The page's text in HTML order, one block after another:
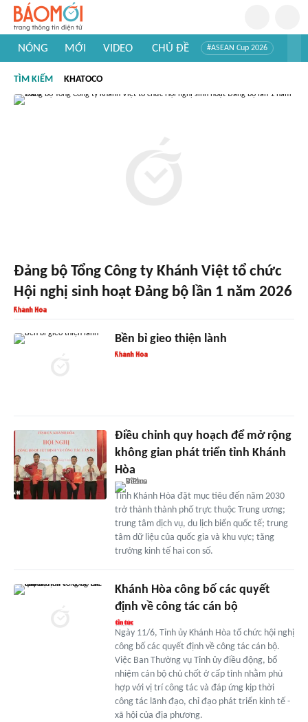
NÓNG MỚI VIDEO CHỦ ĐỀ #ASEAN Cup 2026
#Khám phá thế giới
TÌM KIẾM KHATOCO
Đảng bộ Tổng Công ty Khánh Việt tổ chức
Hội nghị sinh hoạt Đảng bộ lần 1 năm 2026
Bền bỉ gieo thiện lành
Điều chỉnh quy hoạch để mở rộng
không gian phát triển tỉnh Khánh
Hòa
Tỉnh Khánh Hòa đặt mục tiêu đến năm 2030
trở thành thành phố trực thuộc Trung ương;
trung tâm dịch vụ, du lịch biển quốc tế; trung
tâm dữ liệu của quốc gia và khu vực; tăng
trưởng kinh tế hai con số.
Khánh Hòa công bố các quyết
định về công tác cán bộ
Ngày 11/6, Tỉnh ủy Khánh Hòa tổ chức hội nghị
công bố các quyết định về công tác cán bộ.
Việc Ban Thường vụ Tỉnh ủy điều động, bổ
nhiệm cán bộ chủ chốt ở cấp tỉnh nhằm phù
hợp với vị trí công tác và đáp ứng kịp thời
công tác lãnh đạo, chỉ đạo phát triển kinh tế -
xã hội của địa phương.